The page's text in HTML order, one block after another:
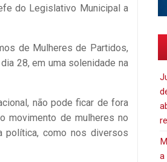
do Legislativo Municipal a
de Mulheres de Partidos,
28, em uma solenidade na
não pode ficar de fora
movimento de mulheres no
política, como nos diversos
a